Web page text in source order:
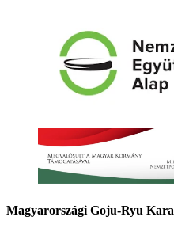
Magyarországi Goju-Ryu